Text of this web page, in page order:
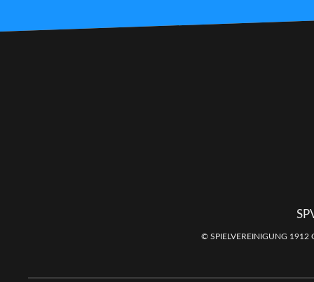
© SPIELVEREINIGUNG 1912